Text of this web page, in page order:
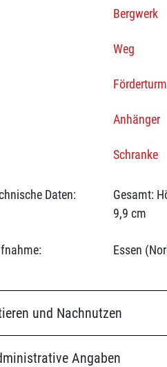
Bergwerk
Weg
Förderturm
Anhänger
Schranke
Daten:
Gesamt:
9,9 cm
Essen
und Nachnutzen
Angaben